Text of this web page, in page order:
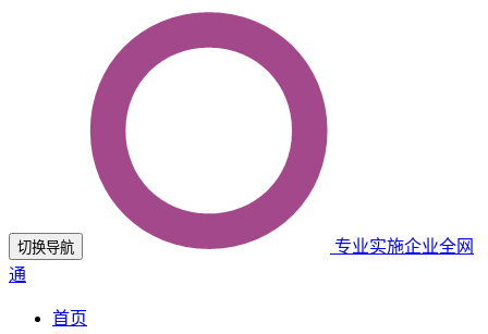
切换导航
专业实施企业全网
通
首页